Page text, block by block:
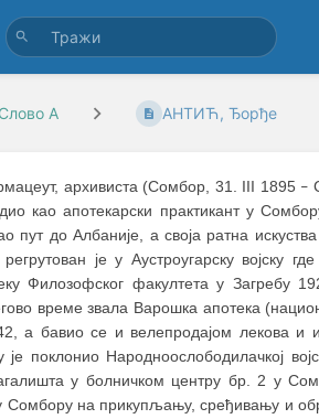
А АНТИЋ, Ђорђе
архивиста (Сомбор, 31. III 1895 –
као апотекарски практикант у
пут до Албаније, а своја ратна
је у Аустроугарску војску
Филозофског факултета у Загребу
време звала Варошка апотека
а бавио се и велепродајом лекова и
је поклонио Народноослободилачкој
у болничком центру бр. 2 у
Сомбору на прикупљању, сређивању и